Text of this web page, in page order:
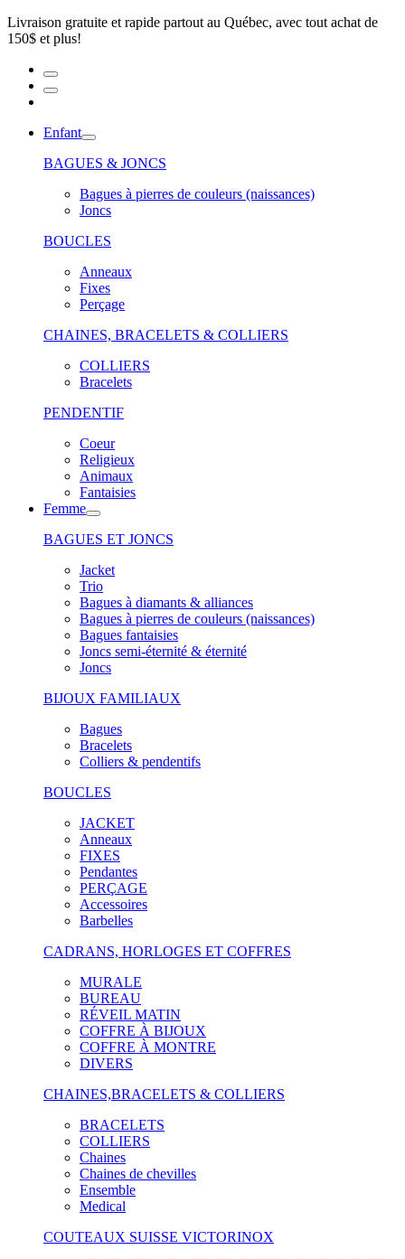
Livraison gratuite et rapide partout au Québec, avec tout achat de
150$ et plus!
Enfant
BAGUES & JONCS
Bagues à pierres de couleurs (naissances)
Joncs
BOUCLES
Anneaux
Fixes
Perçage
CHAINES, BRACELETS & COLLIERS
COLLIERS
Bracelets
PENDENTIF
Coeur
Religieux
Animaux
Fantaisies
Femme
BAGUES ET JONCS
Jacket
Trio
Bagues à diamants & alliances
Bagues à pierres de couleurs (naissances)
Bagues fantaisies
Joncs semi-éternité & éternité
Joncs
BIJOUX FAMILIAUX
Bagues
Bracelets
Colliers & pendentifs
BOUCLES
JACKET
Anneaux
FIXES
Pendantes
PERÇAGE
Accessoires
Barbelles
CADRANS, HORLOGES ET COFFRES
MURALE
BUREAU
RÉVEIL MATIN
COFFRE À BIJOUX
COFFRE À MONTRE
DIVERS
CHAINES,BRACELETS & COLLIERS
BRACELETS
COLLIERS
Chaines
Chaines de chevilles
Ensemble
Medical
COUTEAUX SUISSE VICTORINOX